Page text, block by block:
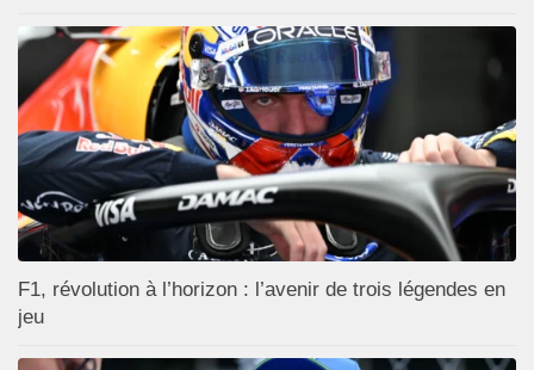
F1, révolution à l’horizon : l’avenir de trois légendes en
jeu